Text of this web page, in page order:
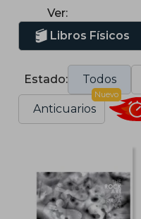
Ver:
Libros Físicos
Estado: Todos
Anticuarios
Nuevo